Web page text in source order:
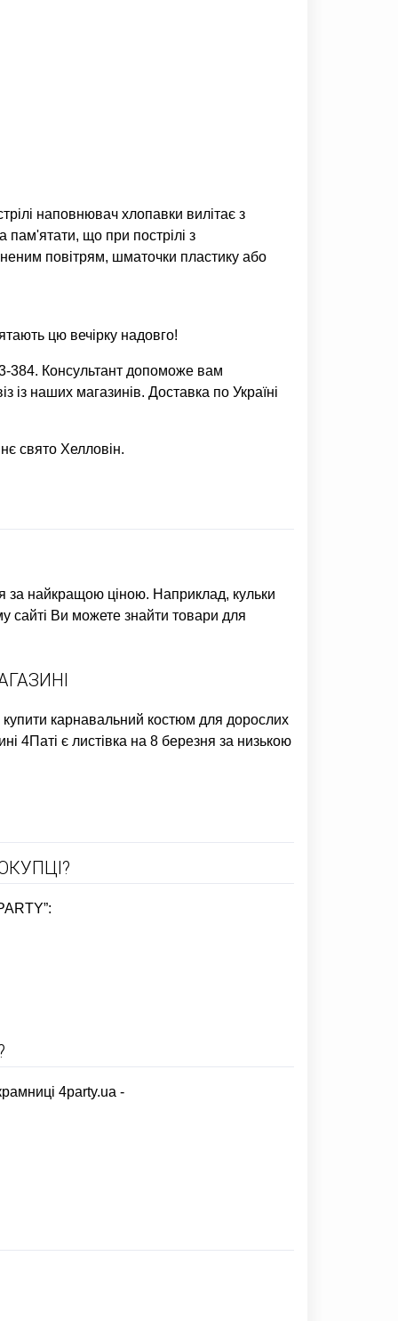
наповнювач хлопавки вилітає з
що при пострілі з
повітрям, шматочки пластику або
цю вечірку надовго!
384. Консультант допоможе вам
наших магазинів. Доставка по Україні
свято Хелловін.
за найкращою ціною. Наприклад, кульки
сайті Ви можете знайти товари для
купити карнавальний костюм для дорослих
4Паті є листівка на 8 березня за низькою
4party.ua -